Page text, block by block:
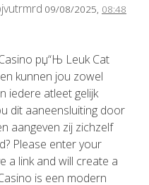
09/08/2025, 08:48
рџ“Њ Leuk Cat
kunnen jou zowel
iedere atleet gelijk
dit aaneensluiting door
aangeven zij zichzelf
Please enter your
a link and will create a
is een modern